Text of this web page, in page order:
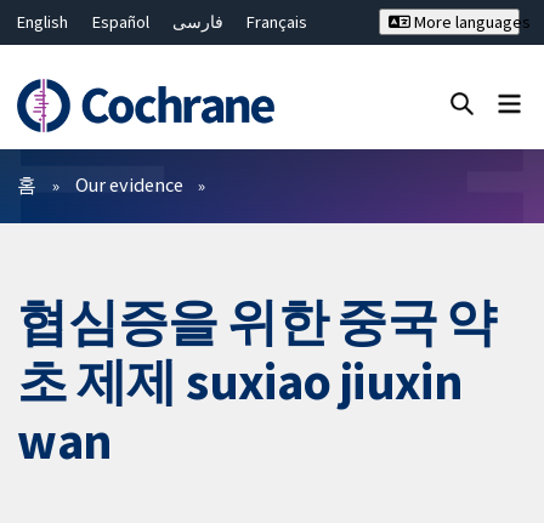
English Español فارسی
Français
Bahasa Malaysia
ไทย
繁體中文
简体中文
More languages
필터
홈 Our evidence
협심증을 위한 중국 약
초 제제 suxiao jiuxin
wan